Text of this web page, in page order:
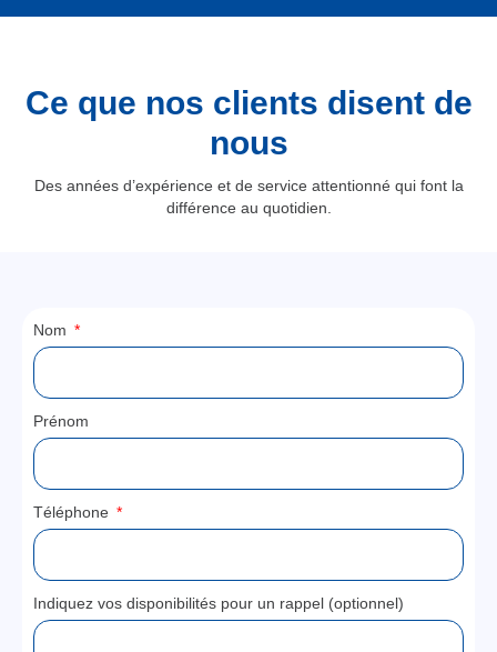
Ce que nos clients disent de
nous
Des années d’expérience et de service attentionné qui font la
différence au quotidien.
Nom
Prénom
Téléphone
Indiquez vos disponibilités pour un rappel (optionnel)